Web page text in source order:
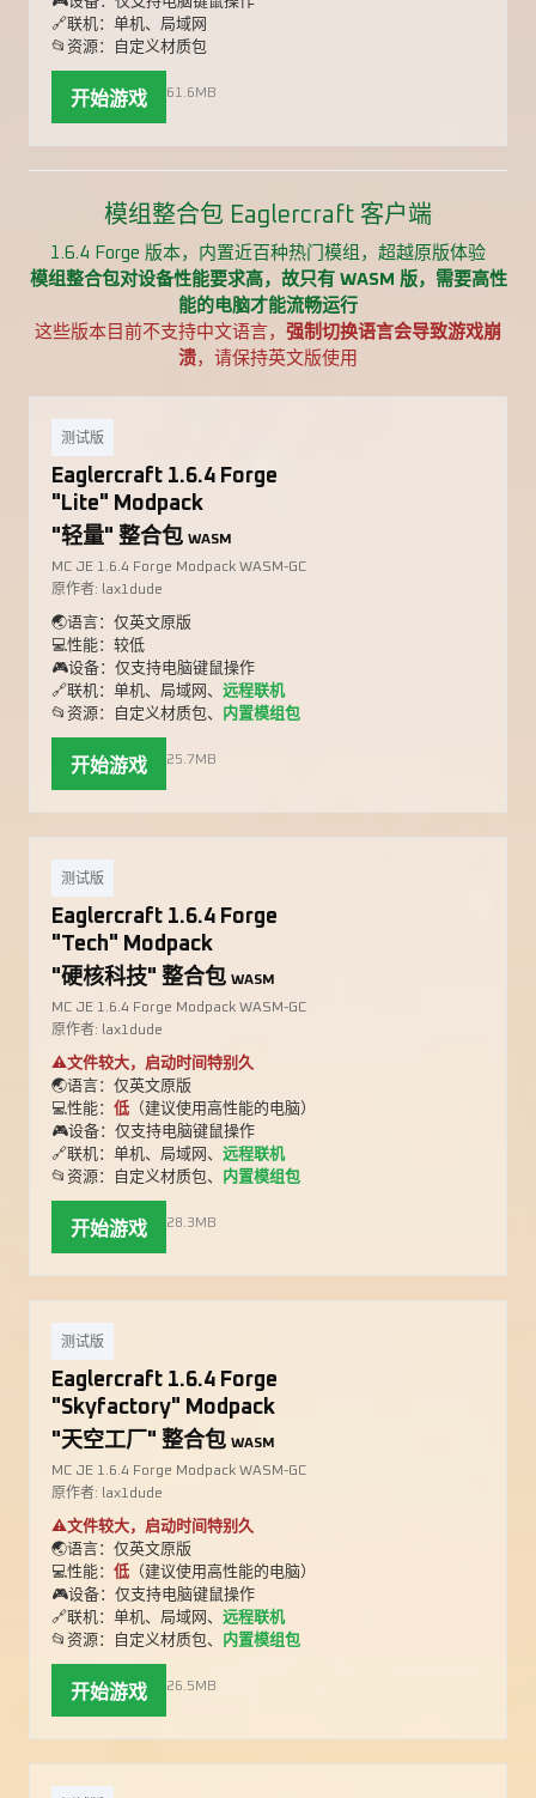
🔗联机：单机、局域网
📂资源：自定义材质包
开始游戏 61.6MB
模组整合包 Eaglercraft 客户端
1.6.4 Forge 版本，内置近百种热门模组，超越原版体验
模组整合包对设备性能要求高，故只有 WASM 版，需要高性
能的电脑才能流畅运行
这些版本目前不支持中文语言， 强制切换语言会导致游戏崩
溃，请保持英文版使用
测试版
Eaglercraft 1.6.4 Forge
"Lite" Modpack
"轻量" 整合包 WASM
MC JE 1.6.4 Forge Modpack WASM-GC
原作者: lax1dude
🌏语言：仅英文原版
💻性能：较低
🎮设备：仅支持电脑键鼠操作
🔗联机：单机、局域网、 远程联机
📂资源：自定义材质包、
内置模组包
开始游戏 25.7MB
测试版
Eaglercraft 1.6.4 Forge
"Tech" Modpack
"硬核科技" 整合包 WASM
MC JE 1.6.4 Forge Modpack WASM-GC
原作者: lax1dude
⚠️文件较大，启动时间特别久
🌏语言：仅英文原版
💻性能： 低 （建议使用高性能的电脑）
🎮设备：仅支持电脑键鼠操作
🔗联机：单机、局域网、 远程联机
📂资源：自定义材质包、
内置模组包
开始游戏 28.3MB
测试版
Eaglercraft 1.6.4 Forge
"Skyfactory" Modpack
"天空工厂" 整合包 WASM
MC JE 1.6.4 Forge Modpack WASM-GC
原作者: lax1dude
⚠️文件较大，启动时间特别久
🌏语言：仅英文原版
💻性能： 低 （建议使用高性能的电脑）
🎮设备：仅支持电脑键鼠操作
🔗联机：单机、局域网、 远程联机
📂资源：自定义材质包、
内置模组包
开始游戏 26.5MB